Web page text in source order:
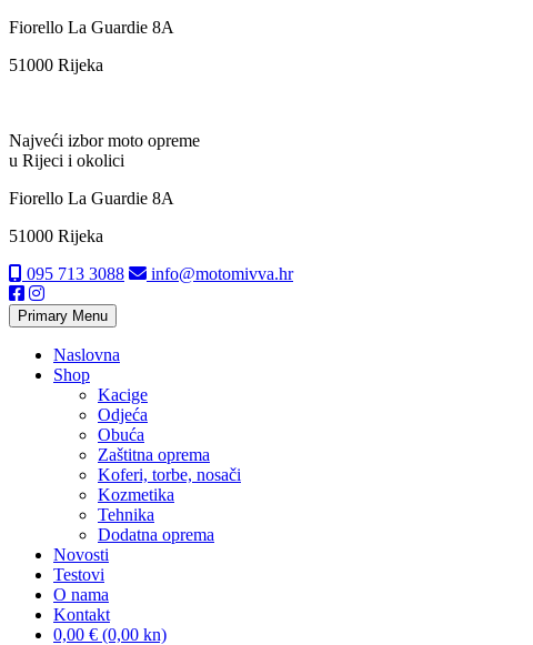
Skip
content
Fiorello La Guardie 8A
51000 Rijeka
Najveći izbor moto opreme
u Rijeci i okolici
Fiorello La Guardie 8A
51000 Rijeka
095 713 3088
info@motomivva.hr
Primary Menu
Naslovna
Shop
Kacige
Odjeća
Obuća
Zaštitna oprema
Koferi, torbe, nosači
Kozmetika
Tehnika
Dodatna oprema
Novosti
Testovi
O nama
Kontakt
0,00 € (0,00 kn)